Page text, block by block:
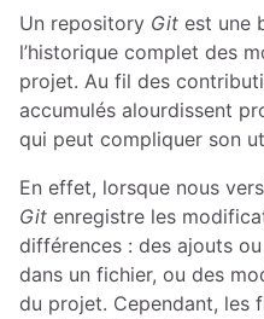
Un repository Git est une
l’historique complet des
projet. Au fil des
accumulés alourdissent
qui peut compliquer son
En effet, lorsque nous
Git enregistre les
différences : des ajouts
dans un fichier, ou des
du projet. Cependant, les